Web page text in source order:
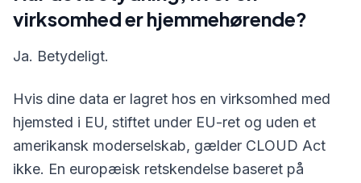
virksomhed er hjemmehørende?
Ja. Betydeligt.
Hvis dine data er lagret hos en virksomhed med
hjemsted i EU, stiftet under EU-ret og uden et
amerikansk moderselskab, gælder CLOUD Act
ikke. En europæisk retskendelse baseret på